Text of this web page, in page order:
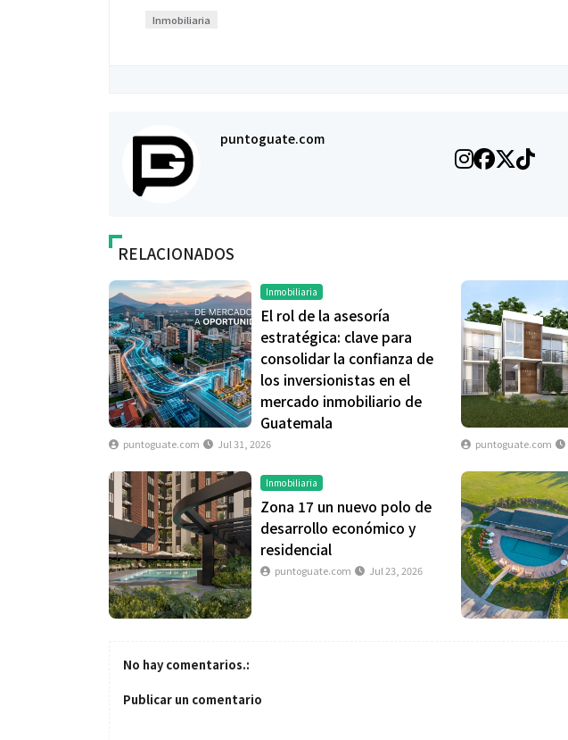
Inmobiliaria
puntoguate.com
RELACIONADOS
Inmobiliaria
El rol de la asesoría
estratégica: clave para
consolidar la confianza de
los inversionistas en el
mercado inmobiliario de
Guatemala
puntoguate.com Jul 31, 2026 puntoguate.com
Inmobiliaria
Zona 17 un nuevo polo de
desarrollo económico y
residencial
puntoguate.com Jul 23, 2026
No hay comentarios.:
Publicar un comentario